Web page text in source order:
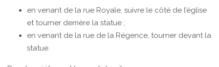
en venant de la rue Royale, suivre le côté de l’église
et tourner derrière la statue ;
en venant de la rue de la Régence, tourner devant la
statue.